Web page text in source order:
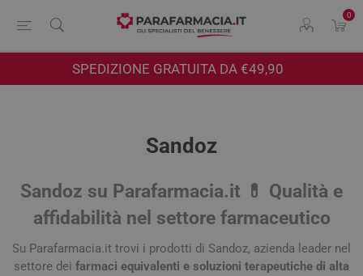
0
SPEDIZIONE GRATUITA DA €49,90
Sandoz
Sandoz su Parafarmacia.it 💊 Qualità e
affidabilità nel settore farmaceutico
Su Parafarmacia.it trovi i prodotti di Sandoz, azienda leader nel
settore dei farmaci equivalenti e soluzioni terapeutiche di alta